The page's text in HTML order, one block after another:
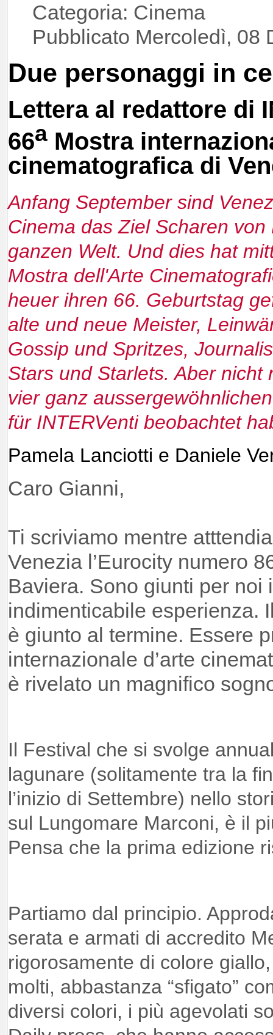
Categoria: Cinema
Pubblicato Mercoledì, 08
Due personaggi in
Lettera al redattore di
66a Mostra
cinematografica di
Anfang September sind
Cinema das Ziel Scharen
ganzen Welt. Und dies hat
Mostra dell'Arte
heuer ihren 66. Geburtstag
alte und neue Meister,
Gossip und Spritzes,
Stars und Starlets. Aber nicht
vier ganz
für INTERVenti beobachtet
Pamela Lanciotti e Daniele
Caro Gianni,
Ti scriviamo mentre
Venezia l’Eurocity numero
Baviera. Sono giunti per noi
indimenticabile esperienza.
è giunto al termine. Essere
internazionale d’arte
è rivelato un magnifico
Il Festival che si svolge
lagunare (solitamente tra la
l’inizio di Settembre) nello
sul Lungomare Marconi, è il
Pensa che la prima edizione
Partiamo dal principio.
serata e armati di accredito
rigorosamente di colore
molti, abbastanza “sfigato”
diversi colori, i più agevolati